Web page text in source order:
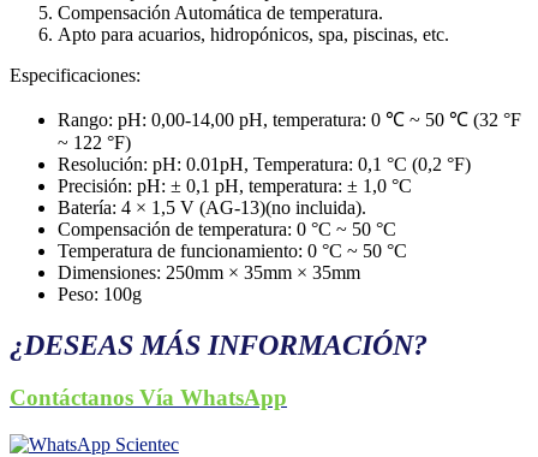
Compensación Automática de temperatura.
Apto para acuarios, hidropónicos, spa, piscinas, etc.
Especificaciones:
Rango: pH: 0,00-14,00 pH, temperatura: 0 ℃ ~ 50 ℃ (32 °F
~ 122 °F)
Resolución: pH: 0.01pH, Temperatura: 0,1 °C (0,2 °F)
Precisión: pH: ± 0,1 pH, temperatura: ± 1,0 °C
Batería: 4 × 1,5 V (AG-13)(no incluida).
Compensación de temperatura: 0 °C ~ 50 °C
Temperatura de funcionamiento: 0 °C ~ 50 °C
Dimensiones: 250mm × 35mm × 35mm
Peso: 100g
¿DESEAS MÁS INFORMACIÓN?
Contáctanos Vía WhatsApp